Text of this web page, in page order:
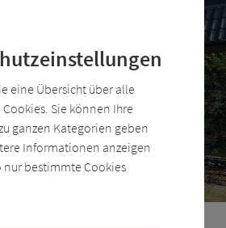
eine Übersicht über alle
Sie können Ihre
ganzen Kategorien geben
Informationen anzeigen
nur bestimmte Cookies